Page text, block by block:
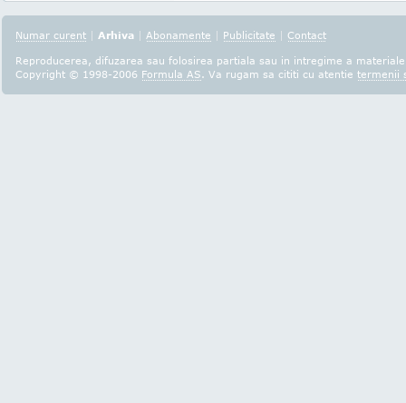
Numar curent | Arhiva | Abonamente | Publicitate | Contact
Reproducerea, difuzarea sau folosirea partiala sau in intregime a
Copyright © 1998-2006 Formula AS. Va rugam sa cititi cu atentie termenii